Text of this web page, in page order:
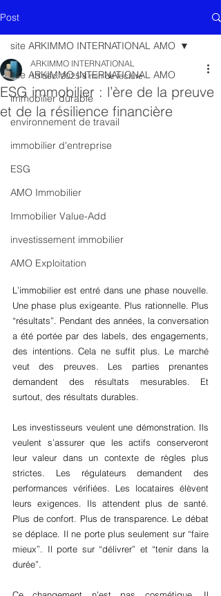
Post
site ARKIMMO INTERNATIONAL AMO
immobilier durable
environnement de travail
immobilier d'entreprise
ESG
AMO Immobilier
Immobilier Value-Add
investissement immobilier
AMO Exploitation
site ARKIMMO INTERNATIONAL AMO
ESG immobilier : l’ère de la preuve
et de la résilience financière
ARKIMMO INTERNATIONAL
13 déc. 2025 8 min de lecture
L’immobilier est entré dans une phase nouvelle.
Une phase plus exigeante. Plus rationnelle. Plus
“résultats”. Pendant des années, la conversation
a été portée par des labels, des engagements,
des intentions. Cela ne suffit plus. Le marché
veut des preuves. Les parties prenantes
demandent des résultats mesurables. Et
surtout, des résultats durables.
Les investisseurs veulent une démonstration. Ils
veulent s’assurer que les actifs conserveront
leur valeur dans un contexte de règles plus
strictes. Les régulateurs demandent des
performances vérifiées. Les locataires élèvent
leurs exigences. Ils attendent plus de santé.
Plus de confort. Plus de transparence. Le débat
se déplace. Il ne porte plus seulement sur “faire
mieux”. Il porte sur “délivrer” et “tenir dans la
durée”.